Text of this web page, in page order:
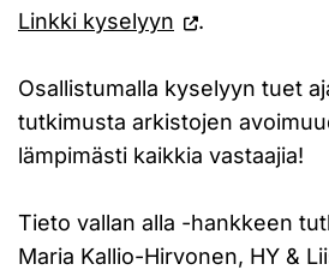
Linkki kyselyyn .
Osallistumalla kyselyyn tuet
tutkimusta arkistojen
lämpimästi kaikkia vastaajia!
Tieto vallan alla -hankkeen
Maria Kallio-Hirvonen, HY &